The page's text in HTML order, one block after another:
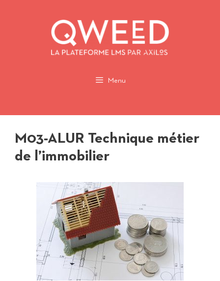
Menu
M03-ALUR Technique métier
de l’immobilier